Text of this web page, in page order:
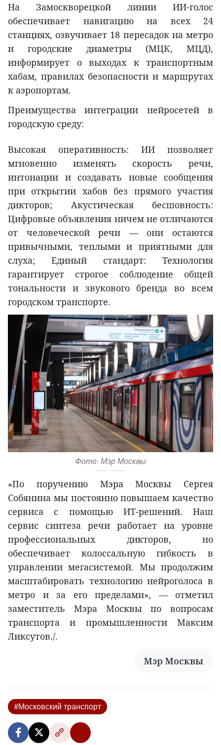
На Замоскворецкой линии ИИ-голос
обеспечивает навигацию на всех 24
станциях, озвучивает 18 пересадок на метро
и городские диаметры (МЦК, МЦД),
информирует о выходах к транспортным
хабам, правилах безопасности и маршрутах
к аэропортам.
Преимущества интеграции нейросетей в
городскую среду:
Высокая оперативность: ИИ позволяет
мгновенно изменять скорость речи,
интонации и создавать новые сообщения
при открытии хабов без прямого участия
дикторов; Акустическая бесшовность:
Цифровые объявления ничем не отличаются
от человеческой речи — они остаются
привычными, теплыми и приятными для
слуха; Единый стандарт: Технология
гарантирует строгое соблюдение общей
тональности и звукового бренда во всем
городском транспорте.
Фото: Мэр Москвы
«По поручению Мэра Москвы Сергея
Собянина мы постоянно повышаем качество
сервиса с помощью ИТ-решений. Наш
сервис синтеза речи работает на уровне
профессиональных дикторов, но
обеспечивает колоссальную гибкость в
управлении мегасистемой. Мы продолжим
масштабировать технологию нейроголоса в
метро и за его пределами», — отметил
заместитель Мэра Москвы по вопросам
транспорта и промышленности Максим
Ликсутов./.
Мэр Москвы
#Московский транспорт